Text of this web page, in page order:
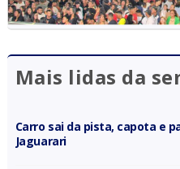
Mais lidas da
Carro sai da pista, capota e
Jaguarari